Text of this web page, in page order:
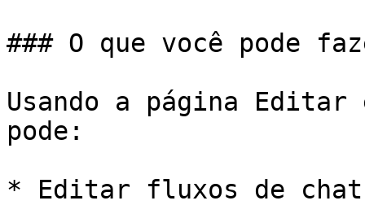
### O que você pode
Usando a página
pode:
* Editar fluxos de